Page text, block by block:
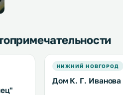
НИЖНИЙ НОВГОРОД
Дом К. Г. Иванова